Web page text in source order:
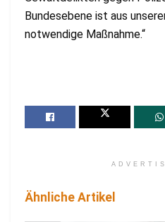
Bundesebene ist aus
notwendige Maßnahme.“
Ähnliche Artikel